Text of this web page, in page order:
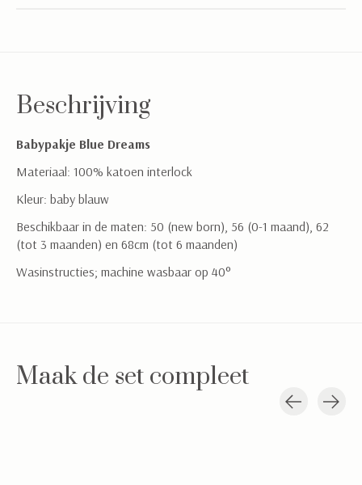
Beschrijving
Babypakje Blue Dreams
Materiaal: 100% katoen interlock
Kleur: baby blauw
Beschikbaar in de maten: 50 (new born), 56 (0-1 maand), 62
(tot 3 maanden) en 68cm (tot 6 maanden)
Wasinstructies; machine wasbaar op 40°
Maak de set compleet